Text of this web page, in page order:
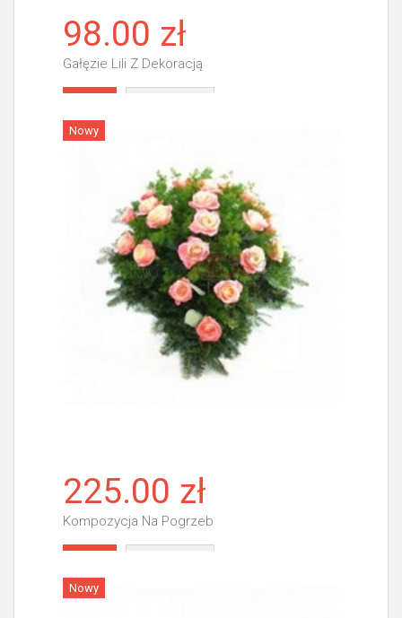
98.00 zł
Gałęzie Lili Z Dekoracją
Nowy
225.00 zł
Kompozycja Na Pogrzeb
Nowy